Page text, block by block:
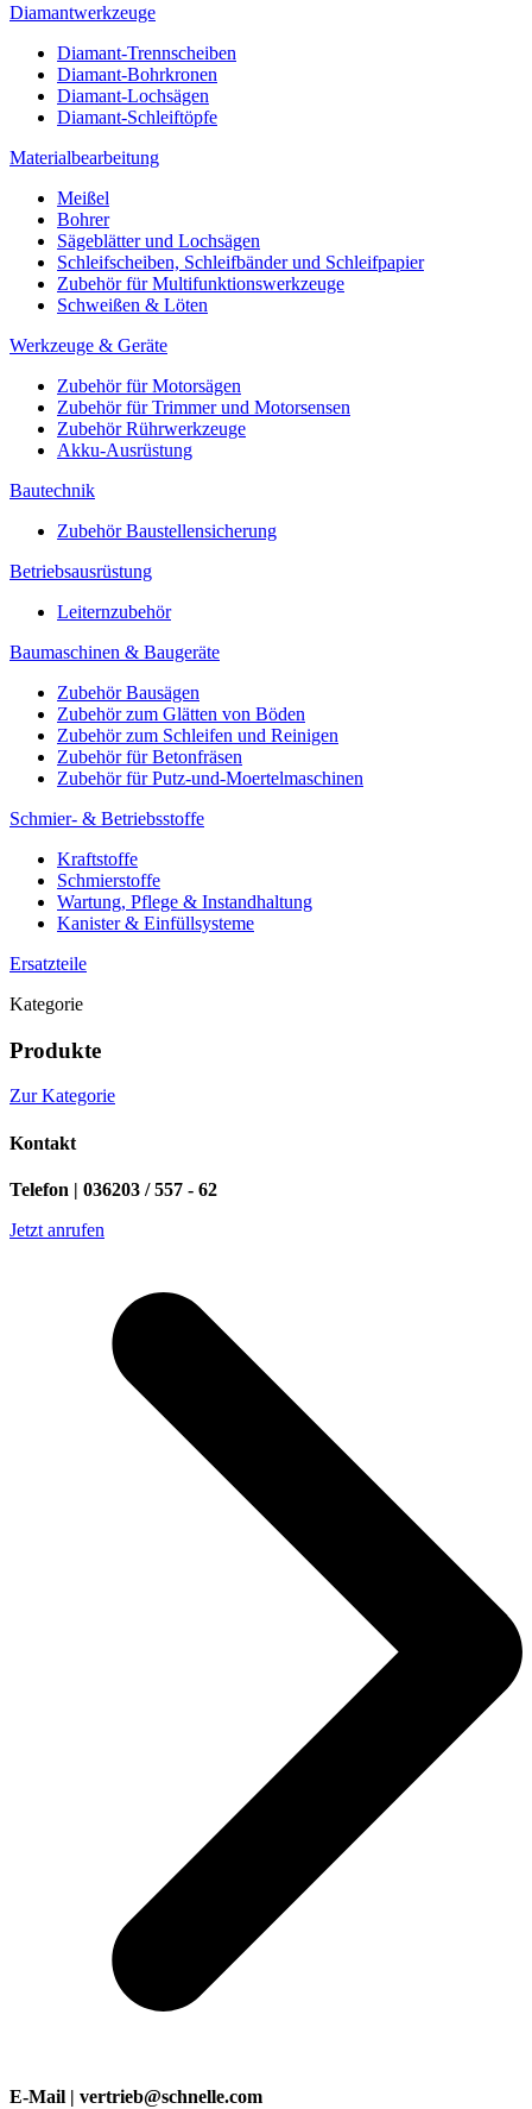
Diamantwerkzeuge
Diamant-Trennscheiben
Diamant-Bohrkronen
Diamant-Lochsägen
Diamant-Schleiftöpfe
Materialbearbeitung
Meißel
Bohrer
Sägeblätter und Lochsägen
Schleifscheiben, Schleifbänder und Schleifpapier
Zubehör für Multifunktionswerkzeuge
Schweißen & Löten
Werkzeuge & Geräte
Zubehör für Motorsägen
Zubehör für Trimmer und Motorsensen
Zubehör Rührwerkzeuge
Akku-Ausrüstung
Bautechnik
Zubehör Baustellensicherung
Betriebsausrüstung
Leiternzubehör
Baumaschinen & Baugeräte
Zubehör Bausägen
Zubehör zum Glätten von Böden
Zubehör zum Schleifen und Reinigen
Zubehör für Betonfräsen
Zubehör für Putz-und-Moertelmaschinen
Schmier- & Betriebsstoffe
Kraftstoffe
Schmierstoffe
Wartung, Pflege & Instandhaltung
Kanister & Einfüllsysteme
Ersatzteile
Kategorie
Produkte
Zur Kategorie
Kontakt
Telefon | 036203 / 557 - 62
Jetzt anrufen
E-Mail | vertrieb@schnelle.com